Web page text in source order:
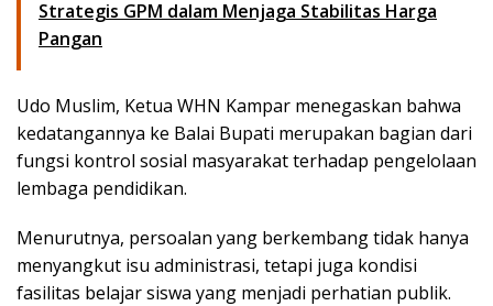
Strategis GPM dalam Menjaga Stabilitas Harga
Pangan
Udo Muslim, Ketua WHN Kampar menegaskan bahwa
kedatangannya ke Balai Bupati merupakan bagian dari
fungsi kontrol sosial masyarakat terhadap pengelolaan
lembaga pendidikan.
Menurutnya, persoalan yang berkembang tidak hanya
menyangkut isu administrasi, tetapi juga kondisi
fasilitas belajar siswa yang menjadi perhatian publik.